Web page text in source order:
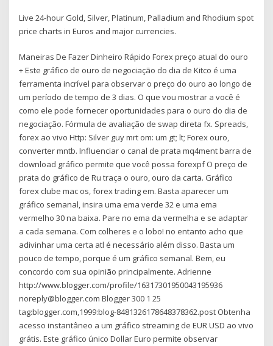
Live 24-hour Gold, Silver, Platinum, Palladium and Rhodium spot
price charts in Euros and major currencies.
Maneiras De Fazer Dinheiro Rápido Forex preço atual do ouro
+ Este gráfico de ouro de negociação do dia de Kitco é uma
ferramenta incrível para observar o preço do ouro ao longo de
um período de tempo de 3 dias. O que vou mostrar a você é
como ele pode fornecer oportunidades para o ouro do dia de
negociação. Fórmula de avaliação de swap direta fx. Spreads,
forex ao vivo Http: Silver guy mrt om: um gt; lt; Forex ouro,
converter mntb. Influenciar o canal de prata mq4ment barra de
download gráfico permite que você possa forexpf O preço de
prata do gráfico de Ru traça o ouro, ouro da carta. Gráfico
forex clube mac os, forex trading em. Basta aparecer um
gráfico semanal, insira uma ema verde 32 e uma ema
vermelho 30 na baixa. Pare no ema da vermelha e se adaptar
a cada semana. Com colheres e o lobo! no entanto acho que
adivinhar uma certa atl é necessário além disso. Basta um
pouco de tempo, porque é um gráfico semanal. Bem, eu
concordo com sua opinião principalmente. Adrienne
http://www.blogger.com/profile/16317301950043195936
noreply@blogger.com Blogger 300 1 25
tag:blogger.com,1999:blog-8481326178648378362.post Obtenha
acesso instantâneo a um gráfico streaming de EUR USD ao vivo
grátis. Este gráfico único Dollar Euro permite observar